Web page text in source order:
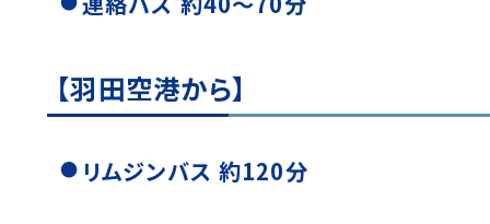
【羽田空港から】
リムジンバス 約120分